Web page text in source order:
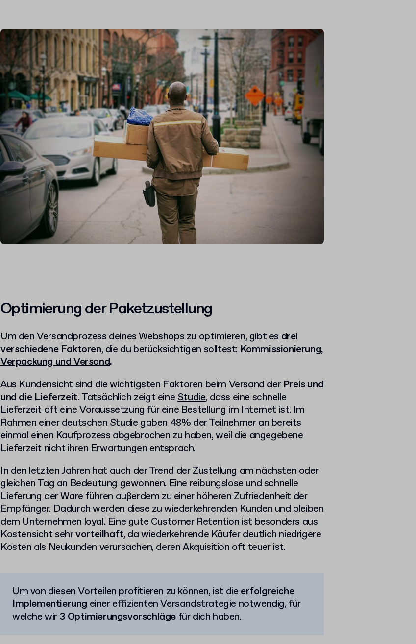
Optimierung der Paketzustellung
Um den Versandprozess deines Webshops zu optimieren, gibt es drei
verschiedene Faktoren, die du berücksichtigen solltest: Kommissionierung,
Verpackung und Versand.
Aus Kundensicht sind die wichtigsten Faktoren beim Versand der Preis und
und die Lieferzeit.Tatsächlich zeigt eineStudie, dass eine schnelle
Lieferzeit oft eine Voraussetzung für eine Bestellung im Internet ist. Im
Rahmen einer deutschen Studie gaben 48% der Teilnehmer an bereits
einmal einen Kaufprozess abgebrochen zu haben, weil die angegebene
Lieferzeit nicht ihren Erwartungen entsprach.
In den letzten Jahren hat auch der Trend der Zustellung am nächsten oder
gleichen Tag an Bedeutung gewonnen. Eine reibungslose und schnelle
Lieferung der Ware führen außerdem zu einer höheren Zufriedenheit der
Empfänger. Dadurch werden diese zu wiederkehrenden Kunden und bleiben
dem Unternehmen loyal. Eine gute Customer Retention ist besonders aus
Kostensicht sehrvorteilhaft, da wiederkehrende Käufer deutlich niedrigere
Kosten als Neukunden verursachen, deren Akquisition oft teuer ist.
Um von diesen Vorteilen profitieren zu können, ist die erfolgreiche
Implementierung einer effizienten Versandstrategie notwendig, für
welche wir3 Optimierungsvorschläge für dich haben.